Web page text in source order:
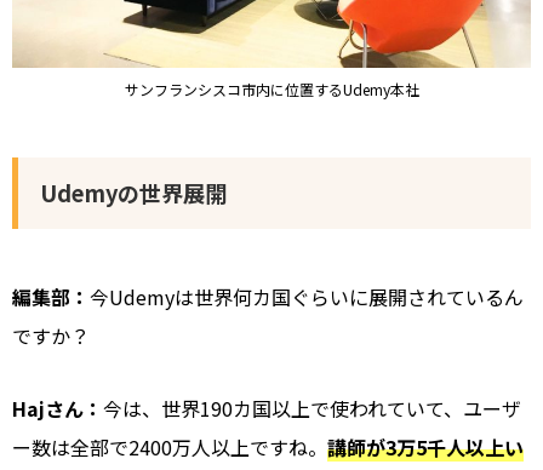
サンフランシスコ市内に位置するUdemy本社
Udemyの世界展開
編集部： 今Udemyは世界何カ国ぐらいに展開されているん
ですか？
Hajさん： 今は、世界190カ国以上で使われていて、ユーザ
ー数は全部で2400万人以上ですね。 講師が3万5千人以上い